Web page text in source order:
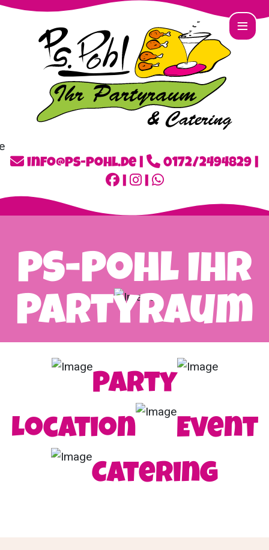
info@ps-pohl.de | 0172/2494829 |
|
|
PS-Pohl Ihr
Partyraum
Party
Location
Event
Catering
≡